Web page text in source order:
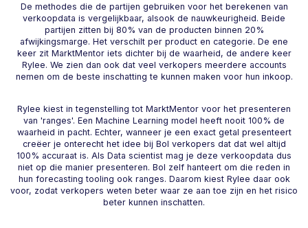
De methodes die de partijen gebruiken voor het berekenen van
verkoopdata is vergelijkbaar, alsook de nauwkeurigheid. Beide
partijen zitten bij 80% van de producten binnen 20%
afwijkingsmarge. Het verschilt per product en categorie. De ene
keer zit MarktMentor iets dichter bij de waarheid, de andere keer
Rylee. We zien dan ook dat veel verkopers meerdere accounts
nemen om de beste inschatting te kunnen maken voor hun inkoop.
Rylee kiest in tegenstelling tot MarktMentor voor het presenteren
van 'ranges'. Een Machine Learning model heeft nooit 100% de
waarheid in pacht. Echter, wanneer je een exact getal presenteert
creëer je onterecht het idee bij Bol verkopers dat dat wel altijd
100% accuraat is. Als Data scientist mag je deze verkoopdata dus
niet op die manier presenteren. Bol zelf hanteert om die reden in
hun forecasting tooling ook ranges. Daarom kiest Rylee daar ook
voor, zodat verkopers weten beter waar ze aan toe zijn en het risico
beter kunnen inschatten.